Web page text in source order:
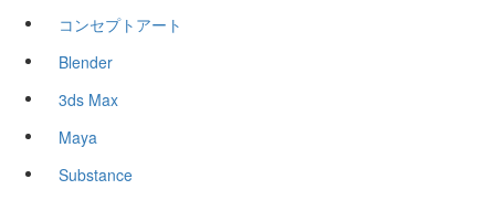
コンセプトアート
Blender
3ds Max
Maya
Substance